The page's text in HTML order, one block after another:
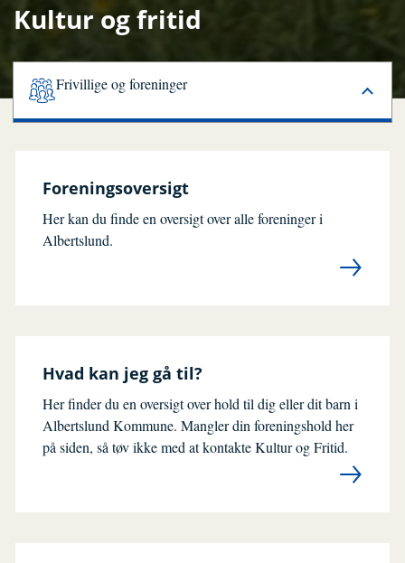
Kultur og fritid
Frivillige og foreninger
Foreningsoversigt
Her kan du finde en oversigt over alle foreninger i
Albertslund.
Hvad kan jeg gå til?
Her finder du en oversigt over hold til dig eller dit barn i
Albertslund Kommune. Mangler din foreningshold her
på siden, så tøv ikke med at kontakte Kultur og Fritid.